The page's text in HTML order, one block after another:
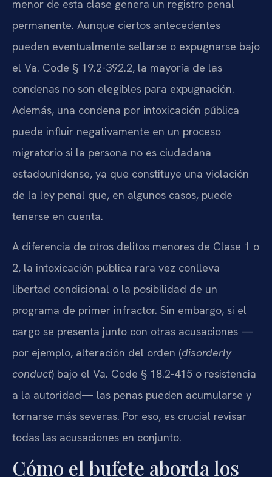
menor de esta clase genera un registro penal
permanente. Aunque ciertos antecedentes
pueden eventualmente sellarse o expugnarse bajo
el Va. Code § 19.2-392.2, la mayoría de las
condenas no son elegibles para expugnación.
Además, una condena por intoxicación pública
puede influir negativamente en un proceso
migratorio si la persona no es ciudadana
estadounidense, ya que constituye una violación
de la ley penal que, en algunos casos, puede
tenerse en cuenta.
A diferencia de otros delitos menores de Clase 1 o
2, la intoxicación pública rara vez conlleva
libertad condicional o la posibilidad de un
programa de primer infractor. Sin embargo, si el
cargo se presenta junto con otras acusaciones —
por ejemplo, alteración del orden (disorderly
conduct) bajo el Va. Code § 18.2-415 o resistencia
a la autoridad— las penas pueden acumularse y
tornarse más severas. Por eso, es crucial revisar
todas las acusaciones en conjunto.
Cómo el bufete aborda los